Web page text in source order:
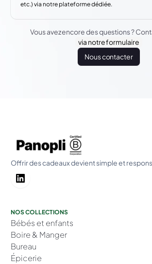
etc.) via notre plateforme dédiée.
Vous avez encore des questions ?
via notre formulaire
Nous contacter
Offrir des cadeaux devient simple et
NOS COLLECTIONS
Bébés et enfants
Boire & Manger
Bureau
Épicerie